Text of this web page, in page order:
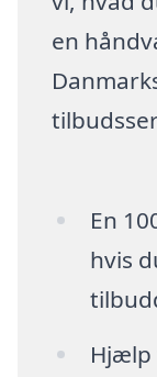
en
En
hvis
Hjælp